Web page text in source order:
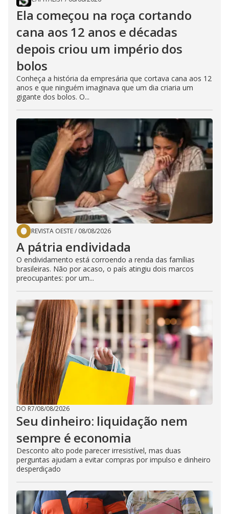
Ela começou na roça cortando
cana aos 12 anos e décadas
depois criou um império dos
bolos
Conheça a história da empresária que cortava cana aos 12
anos e que ninguém imaginava que um dia criaria um
gigante dos bolos. O...
REVISTA OESTE/ 08/08/2026
A pátria endividada
O endividamento está corroendo a renda das famílias
brasileiras. Não por acaso, o país atingiu dois marcos
preocupantes: por um...
DO R7/08/08/2026
Seu dinheiro: liquidação nem
sempre é economia
Desconto alto pode parecer irresistível, mas duas
perguntas ajudam a evitar compras por impulso e dinheiro
desperdiçado